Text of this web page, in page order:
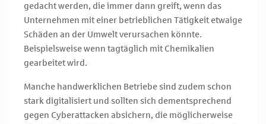
gedacht werden, die immer dann greift, wenn das
Unternehmen mit einer betrieblichen Tätigkeit etwaige
Schäden an der Umwelt verursachen könnte.
Beispielsweise wenn tagtäglich mit Chemikalien
gearbeitet wird.
Manche handwerklichen Betriebe sind zudem schon
stark digitalisiert und sollten sich dementsprechend
gegen Cyberattacken absichern, die möglicherweise